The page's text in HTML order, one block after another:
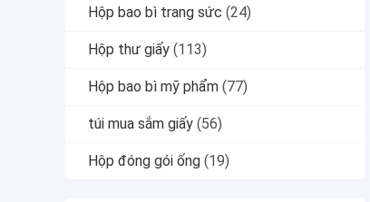
Hộp bao bì trang sức (24)
Hộp thư giấy (113)
Hộp bao bì mỹ phẩm (77)
túi mua sắm giấy (56)
Hộp đóng gói ống (19)